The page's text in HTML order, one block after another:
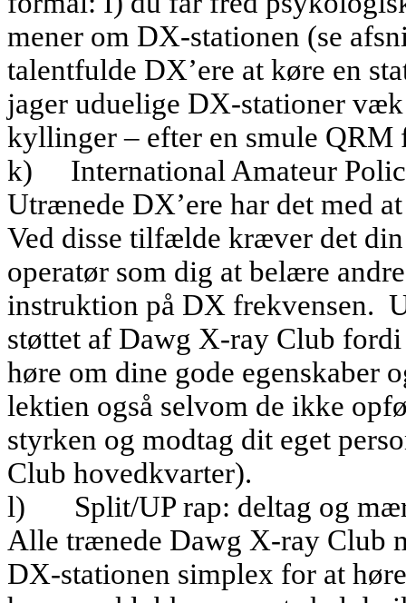
mener om DX-stationen (se
talentfulde DX’ere at køre en
jager uduelige DX-stationer
kyllinger – efter en smule
k)
International Amateur
Utrænede DX’ere har det med
Ved disse tilfælde kræver det
operatør som dig at belære
instruktion på DX frekvensen.
støttet af Dawg X-ray Club
høre om dine gode egenskaber
lektien også selvom de ikke
styrken og modtag dit eget
Club hovedkvarter).
l)
Split/UP rap: deltag og
Alle trænede Dawg X-ray Club
DX-stationen simplex for at